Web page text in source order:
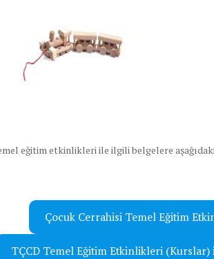
eğitim etkinlikleri ile ilgili belgelere
Çocuk Cerrahisi Temel Eğitim
TÇCD Temel Eğitim Etkinlikleri